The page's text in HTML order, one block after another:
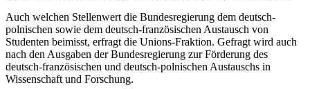
Auch welchen Stellenwert die Bundesregierung dem deutsch-
polnischen sowie dem deutsch-französischen Austausch von
Studenten beimisst, erfragt die Unions-Fraktion. Gefragt wird auch
nach den Ausgaben der Bundesregierung zur Förderung des
deutsch-französischen und deutsch-polnischen Austauschs in
Wissenschaft und Forschung.